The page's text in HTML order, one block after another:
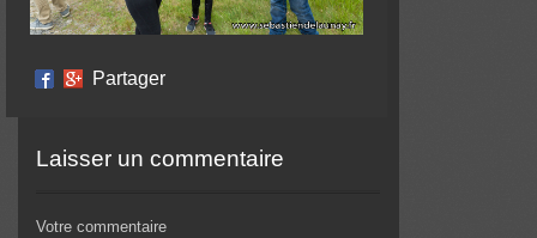
Partager
Laisser un commentaire
Votre commentaire